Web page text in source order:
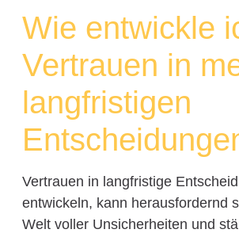
Wie entwickle
Vertrauen in
langfristigen
Vertrauen in langfristige
entwickeln, kann herausfordernd
Welt voller Unsicherheiten und